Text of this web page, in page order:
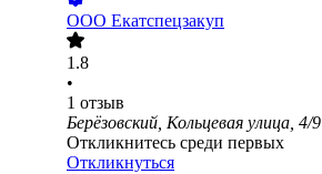
ООО Екатспецзакуп
1.8
•
1 отзыв
Берёзовский, Кольцевая улица, 4/9
Откликнитесь среди первых
Откликнуться